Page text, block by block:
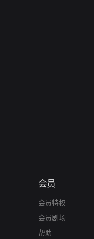
会员
会员特权
会员剧场
帮助